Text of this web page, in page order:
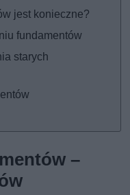
jest konieczne?
fundamentów
starych
–